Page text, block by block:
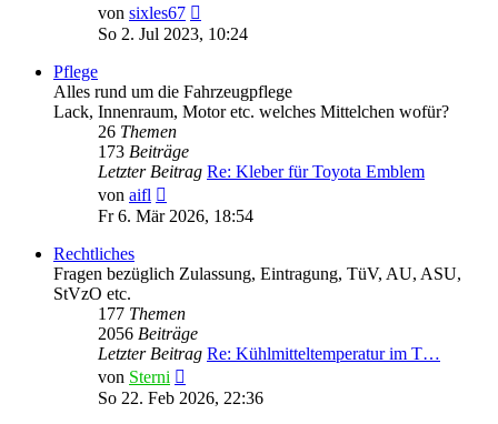
von sixles67
Beitrag
So 2. Jul 2023, 10:24
Pflege
Alles rund um die Fahrzeugpflege
Lack, Innenraum, Motor etc. welches Mittelchen wofür?
26 Themen
173 Beiträge
Letzter Beitrag Re: Kleber für Toyota Emblem
von aifl
Beitrag
Fr 6. Mär 2026, 18:54
Rechtliches
Fragen bezüglich Zulassung, Eintragung, TüV, AU, ASU,
StVzO etc.
177 Themen
2056 Beiträge
Letzter Beitrag Re: Kühlmitteltemperatur im T…
von Sterni
Beitrag
So 22. Feb 2026, 22:36